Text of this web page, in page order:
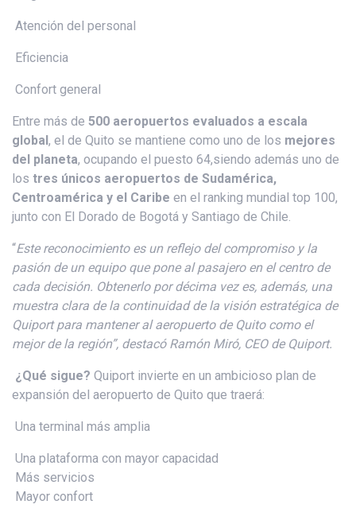
Atención del personal
Eficiencia
Confort general
Entre más de 500 aeropuertos evaluados a escala
global, el de Quito se mantiene como uno de los mejores
del planeta, ocupando el puesto 64,siendo además uno de
los tres únicos aeropuertos de Sudamérica,
Centroamérica y el Caribe en el ranking mundial top 100,
junto con El Dorado de Bogotá y Santiago de Chile.
“Este reconocimiento es un reflejo del compromiso y la
pasión de un equipo que pone al pasajero en el centro de
cada decisión. Obtenerlo por décima vez es, además, una
muestra clara de la continuidad de la visión estratégica de
Quiport para mantener al aeropuerto de Quito como el
mejor de la región”, destacó Ramón Miró, CEO de Quiport.
¿Qué sigue? Quiport invierte en un ambicioso plan de
expansión del aeropuerto de Quito que traerá:
Una terminal más amplia
Una plataforma con mayor capacidad
Más servicios
Mayor confort